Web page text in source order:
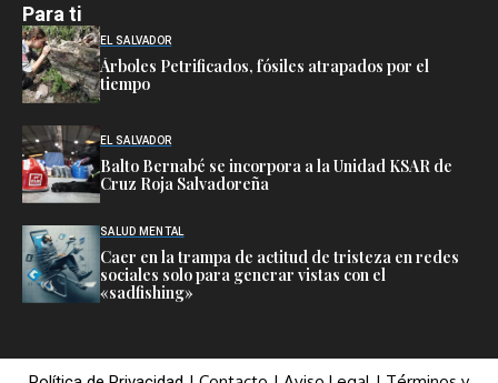
Para ti
EL SALVADOR
Árboles Petrificados, fósiles atrapados por el
tiempo
EL SALVADOR
Balto Bernabé se incorpora a la Unidad KSAR de
Cruz Roja Salvadoreña
SALUD MENTAL
Caer en la trampa de actitud de tristeza en redes
sociales solo para generar vistas con el
«sadfishing»